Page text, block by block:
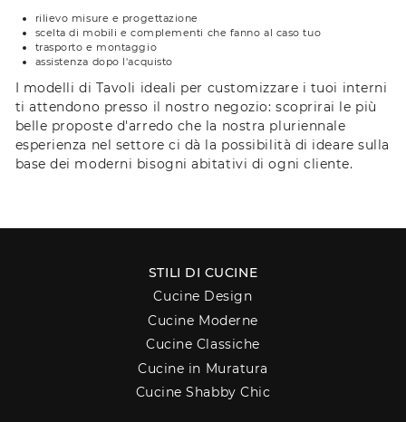
rilievo misure e progettazione
scelta di mobili e complementi che fanno al caso tuo
trasporto e montaggio
assistenza dopo l'acquisto
I modelli di Tavoli ideali per customizzare i tuoi interni
ti attendono presso il nostro negozio: scoprirai le più
belle proposte d'arredo che la nostra pluriennale
esperienza nel settore ci dà la possibilità di ideare sulla
base dei moderni bisogni abitativi di ogni cliente.
STILI DI CUCINE
Cucine Design
Cucine Moderne
Cucine Classiche
Cucine in Muratura
Cucine Shabby Chic